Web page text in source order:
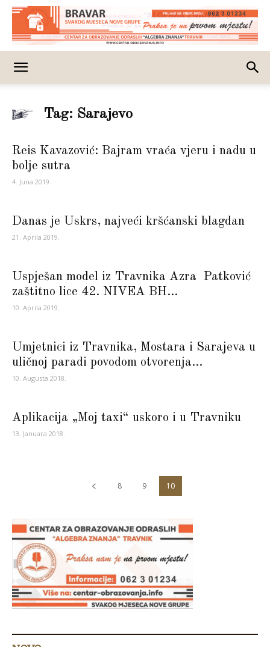
Tag: Sarajevo
Reis Kavazović: Bajram vraća vjeru i nadu u
bolje sutra
4. Juna 2019.
Danas je Uskrs, najveći kršćanski blagdan
21. Aprila 2019.
Uspješan model iz Travnika Azra Patković
zaštitno lice 42. NIVEA BH...
10. Aprila 2019.
Umjetnici iz Travnika, Mostara i Sarajeva u
uličnoj paradi povodom otvorenja...
10. Augusta 2018.
Aplikacija „Moj taxi“ uskoro i u Travniku
13. Januara 2018.
8 9 10